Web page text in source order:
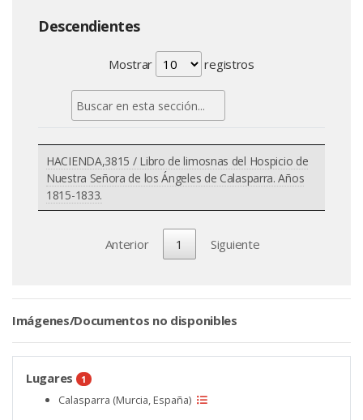
Descendientes
Mostrar registros
HACIENDA,3815 / Libro de limosnas del Hospicio de
Nuestra Señora de los Ángeles de Calasparra. Años
1815-1833.
Anterior 1 Siguiente
Imágenes/Documentos no disponibles
Lugares 1
Calasparra (Murcia, España)